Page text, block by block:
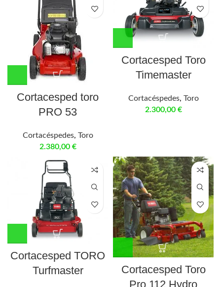
Cortacesped toro
PRO 53
Cortacéspedes, Toro
2.380,00 €
Cortacesped Toro
Timemaster
Cortacéspedes, Toro
2.300,00 €
Cortacesped TORO
Turfmaster
Cortacesped Toro
Pro 112 Hydro